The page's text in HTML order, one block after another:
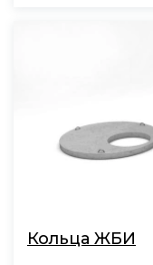
Кольца ЖБИ